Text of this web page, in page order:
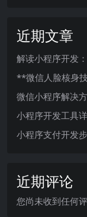
近期文章
解读小程序开发
**微信人脸核身
微信小程序解决
小程序开发工具
小程序支付开发
近期评论
您尚未收到任何评